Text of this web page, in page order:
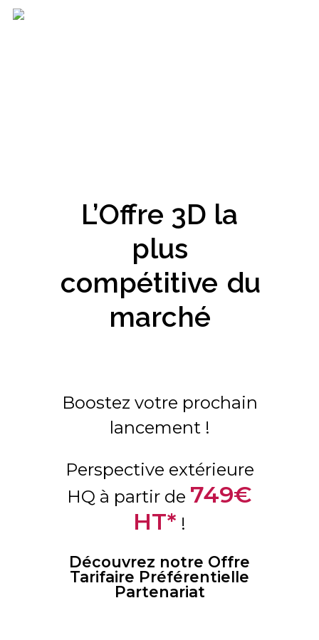
L’Offre 3D la
plus
compétitive du
marché
Boostez votre prochain
lancement !
Perspective extérieure
HQ à partir de 749€
HT* !
Découvrez notre Offre
Tarifaire Préférentielle
Partenariat